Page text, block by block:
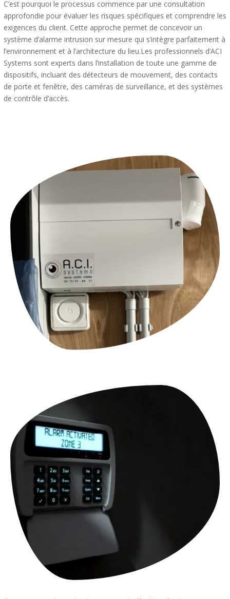
C’est pourquoi le processus commence par une consultation
approfondie pour évaluer les risques spécifiques et comprendre les
exigences du client. Cette approche permet de concevoir un
système d’alarme intrusion sur mesure qui s’intègre parfaitement à
l’environnement et à l’architecture du lieu.Les professionnels d’ACI
Systems sont experts dans l’installation de toute une gamme de
dispositifs, incluant des détecteurs de mouvement, des contacts
de porte et fenêtre, des caméras de surveillance, et des systèmes
de contrôle d’accès.